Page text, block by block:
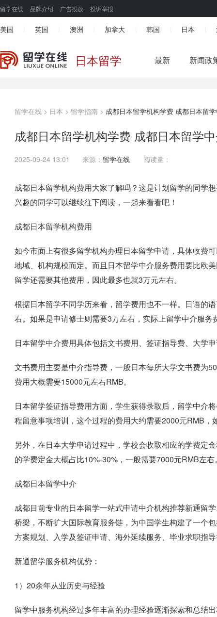
留学在线 品牌介绍 广告投放 投诉举报
美国 英国 澳洲 加拿大 韩国 日本
日本留学 最新 新闻政
留学在线 > 日本 > 留学指南 > 成都日本留学机构学费 成都日本留
成都日本留学机构学费 成都日本留学
2025-09-24 13:01 来源： 留学在线 阅读量：
成都日本留学机构费用大家了解吗？这是计划留学的同学
兴趣的同学可以继续往下阅读，一起来看看吧！
成都日本留学机构费用
如今市面上有很多留学机构办理日本留学申请，具体收费
地域、机构规模而定。而且日本留学中介服务费用要比欧
留学还需要其他费用，因此最多也就3万元左右。
根据日本留学不同学历来看，留学费用也不一样。日语的
右。如果是申请修士则需要3万左右，实际上留学中介服
日本留学中介费用具体包括文书费用、签证指导费、大学
文书费用主要是中介指导费，一般日本每所大学文书费为
费用大概需要15000元左右RMB。
日本留学签证指导费用方面，学生获得录取后，留学中介
程留意事项培训，这个过程的费用大约需要2000元RMB
另外，在日本大学申请过程中，学校会收取相应的学费定
的学费定金大概占比10%-30%，一般需要7000元RMB左右
成都日本留学中介
成都目前专业的日本留学一站式申请中介机构推荐新通留
桥梁，不断扩大国际教育服务链，为中国学生构建了一个
方案规划、入学及签证申请、海外延续服务、毕业求职指
新通留学服务机构优势：
1）20余年从业历史与经验
留学中服务机构经过多年丰富的办理经验逐渐探索和总结